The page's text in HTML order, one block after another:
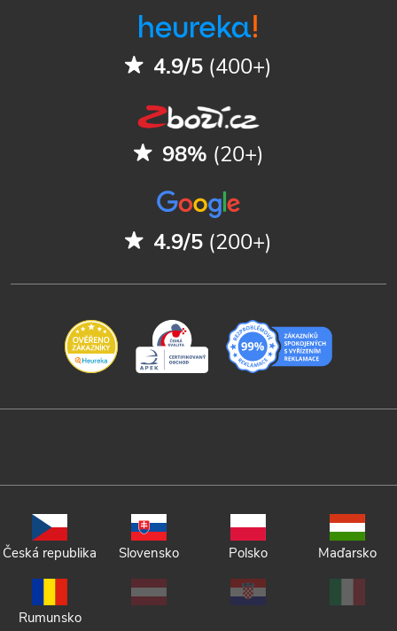
4.9/5 (400+)
98% (20+)
4.9/5 (200+)
Česká republika Slovensko Polsko Maďarsko
Rumunsko